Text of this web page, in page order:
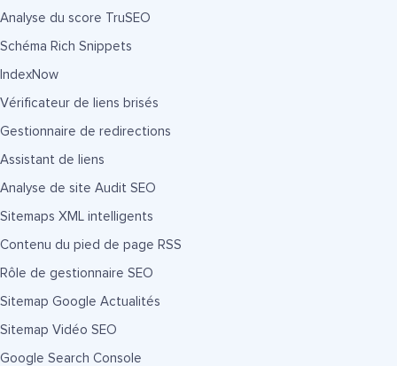
Analyse du score TruSEO
Schéma Rich Snippets
IndexNow
Vérificateur de liens brisés
Gestionnaire de redirections
Assistant de liens
Analyse de site Audit SEO
Sitemaps XML intelligents
Contenu du pied de page RSS
Rôle de gestionnaire SEO
Sitemap Google Actualités
Sitemap Vidéo SEO
Google Search Console